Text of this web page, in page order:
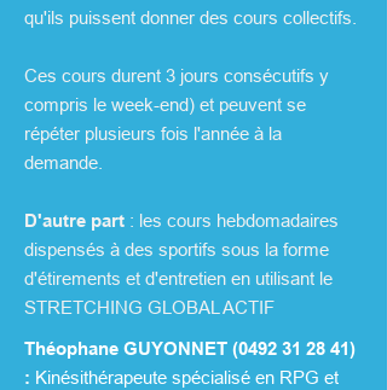
qu'ils puissent donner des cours collectifs.
Ces cours durent 3 jours consécutifs y
compris le week-end) et peuvent se
répéter plusieurs fois l'année à la
demande.
D'autre part : les cours hebdomadaires
dispensés à des sportifs sous la forme
d'étirements et d'entretien en utilisant le
STRETCHING GLOBAL ACTIF
Théophane GUYONNET (0492 31 28 41)
: Kinésithérapeute spécialisé en RPG et